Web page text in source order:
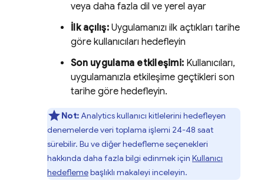
veya daha fazla dil ve yerel ayar
İlk açılış:Uygulamanızı ilk açtıkları tarihe
göre kullanıcıları hedefleyin
Son uygulama etkileşimi: Kullanıcıları,
uygulamanızla etkileşime geçtikleri son
tarihe göre hedefleyin.
Not:Analyticskullanıcı kitlelerini hedefleyen
denemelerde veri toplama işlemi 24-48 saat
sürebilir. Bu ve diğer hedefleme seçenekleri
hakkında daha fazla bilgi edinmek için Kullanıcı
hedeflemebaşlıklı makaleyi inceleyin.